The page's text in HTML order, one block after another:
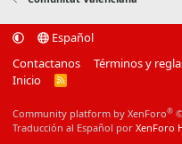
Español
Contactanos
Términos y
Inicio
R
Community platform by XenForo®
Traducción al Español por XenForo